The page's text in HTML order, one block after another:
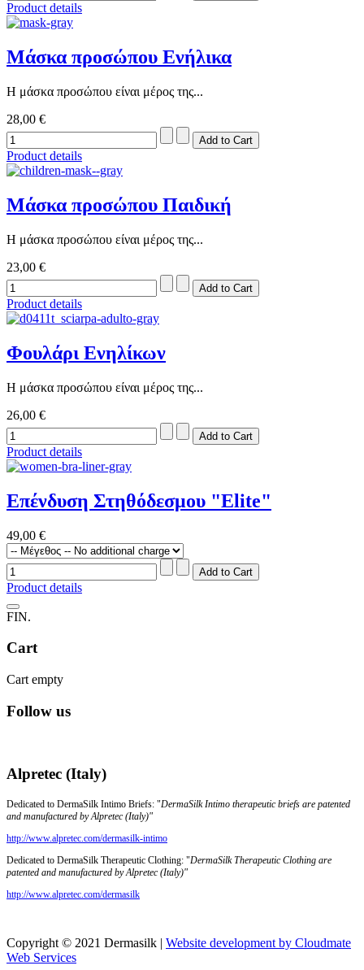
Product details
Μάσκα προσώπου Ενήλικα
Η μάσκα προσώπου είναι μέρος της...
28,00 €
Product details
Μάσκα προσώπου Παιδική
Η μάσκα προσώπου είναι μέρος της...
23,00 €
Product details
Φουλάρι Ενηλίκων
Η μάσκα προσώπου είναι μέρος της...
26,00 €
Product details
Επένδυση Στηθόδεσμου "Elite"
49,00 €
Product details
FIN.
Cart
Cart empty
Follow us
Alpretec (Italy)
Dedicated to DermaSilk Intimo Briefs: "DermaSilk Intimo therapeutic briefs are patented
and manufactured by Alpretec (Italy)"
http://www.alpretec.com/dermasilk-intimo
Dedicated to DermaSilk Therapeutic Clothing: "DermaSilk Therapeutic Clothing are
patented and manufactured by Alpretec (Italy)"
http://www.alpretec.com/dermasilk
Copyright © 2021 Dermasilk | Website development by Cloudmate
Web Services